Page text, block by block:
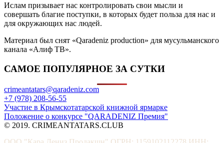
Ислам призывает нас контролировать свои мысли и
совершать благие поступки, в которых будет польза для нас и
для окружающих нас людей.
Материал был снят «Qaradeniz production» для мусульманского
канала «Алиф ТВ».
САМОЕ ПОПУЛЯРНОЕ ЗА СУТКИ
crimeantatars@qaradeniz.com
+7 (978) 208-56-55
Участие в Крымскотатарской книжной ярмарке
Положение о конкурсе "QARADENIZ Премия"
© 2019. CRIMEANTATARS.CLUB